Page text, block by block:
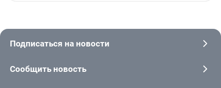
Подписаться на новости
Сообщить новость